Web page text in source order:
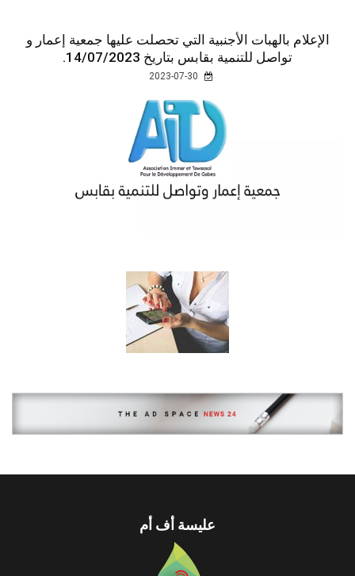
الإعلام بالهبات الأجنبية التي تحصلت عليها جمعية إعمار و
تواصل للتنمية بقابس بتاريخ 14/07/2023.
عليسة أف أم